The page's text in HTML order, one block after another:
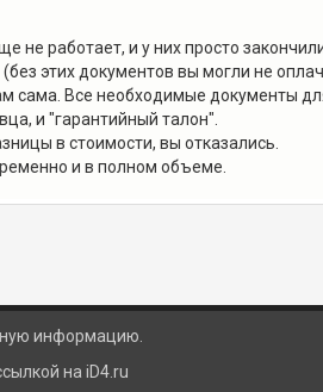
работает, и у них просто
этих документов вы могли не
сама. Все необходимые документы
и "гарантийный талон".
в стоимости, вы отказались.
и в полном объеме.
информацию.
на iD4.ru